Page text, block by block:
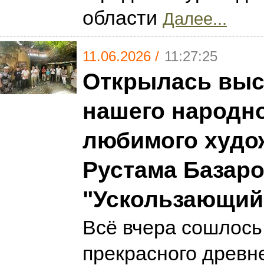
области Далее...
11.06.2026 / 11:27:25
Открылась
нашего
любимого
Рустама
Всё вчера
прекрасного